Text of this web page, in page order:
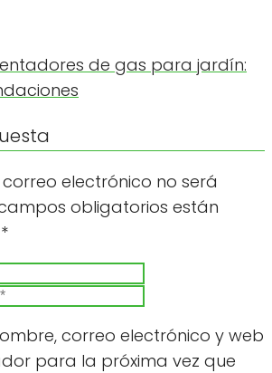
de gas para jardín:
electrónico no será
obligatorios están
*
correo electrónico y web
para la próxima vez que